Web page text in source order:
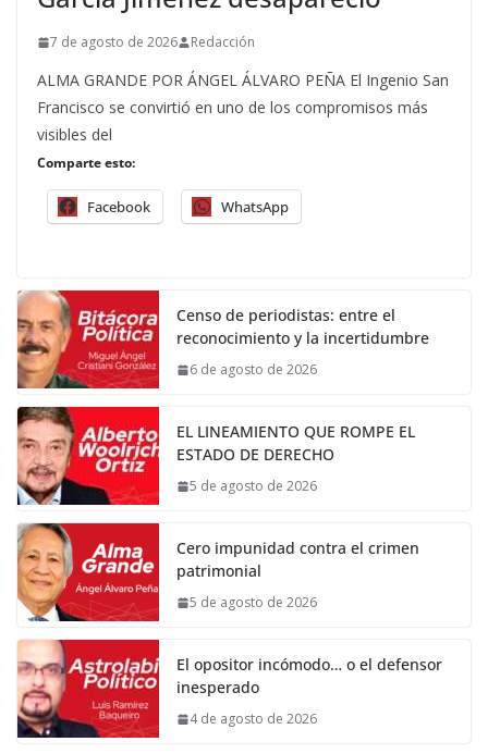
7 de agosto de 2026 Redacción
ALMA GRANDE POR ÁNGEL ÁLVARO PEÑA El Ingenio San
Francisco se convirtió en uno de los compromisos más
visibles del
Comparte esto:
Facebook WhatsApp
Censo de periodistas: entre el
reconocimiento y la incertidumbre
6 de agosto de 2026
EL LINEAMIENTO QUE ROMPE EL
ESTADO DE DERECHO
5 de agosto de 2026
Cero impunidad contra el crimen
patrimonial
5 de agosto de 2026
El opositor incómodo… o el defensor
inesperado
4 de agosto de 2026